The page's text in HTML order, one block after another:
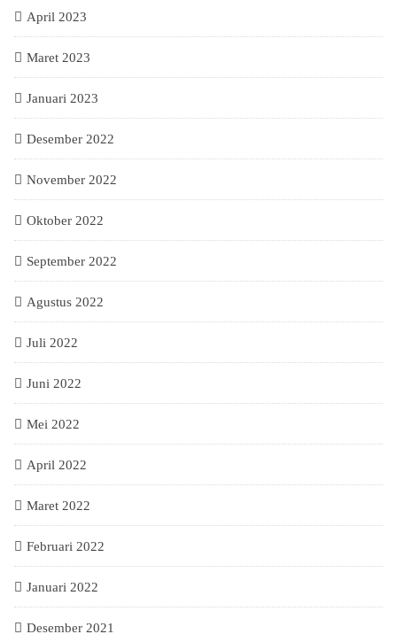
April 2023
Maret 2023
Januari 2023
Desember 2022
November 2022
Oktober 2022
September 2022
Agustus 2022
Juli 2022
Juni 2022
Mei 2022
April 2022
Maret 2022
Februari 2022
Januari 2022
Desember 2021